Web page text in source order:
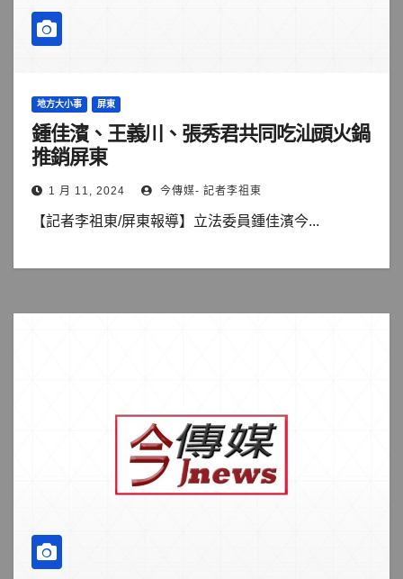
地方大小事 屏東
鍾佳濱、王義川、張秀君共同吃汕頭火鍋
推銷屏東
1 月 11, 2024 今傳媒- 記者李祖東
【記者李祖東/屏東報導】立法委員鍾佳濱今...